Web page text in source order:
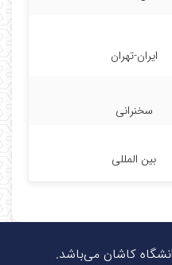
ایران-تهران
سخنرانی
بین المللی
کاشان می‌باشد.